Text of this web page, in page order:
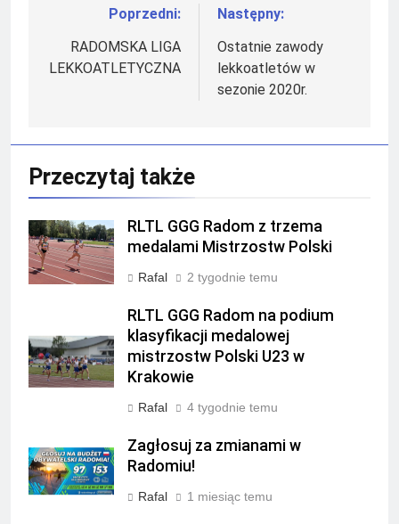
Nawigacja
wpisu
Poprzedni:
RADOMSKA LIGA
LEKKOATLETYCZNA
Następny:
Ostatnie zawody
lekkoatletów w
sezonie 2020r.
Przeczytaj także
RLTL GGG Radom z trzema
medalami Mistrzostw Polski
Rafal 2 tygodnie temu
RLTL GGG Radom na podium
klasyfikacji medalowej
mistrzostw Polski U23 w
Krakowie
Rafal 4 tygodnie temu
Zagłosuj za zmianami w
Radomiu!
Rafal 1 miesiąc temu